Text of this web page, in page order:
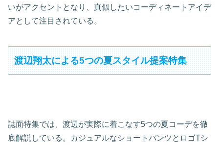
いがアクセントとなり、真似したいコーディネートアイデ
アとして注目されている。
渡辺翔太による5つの夏スタイル提案特集
誌面特集では、渡辺が実際に着こなす5つの夏コーデを徹
底解説している。カジュアルなショートパンツとロゴTシ